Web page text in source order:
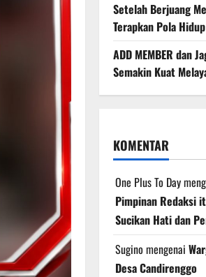
Setelah Berjuang
Terapkan Pola
ADD MEMBER dan
Semakin Kuat
KOMENTAR
One Plus To Day
Pimpinan Redaksi
Sucikan Hati dan
Sugino mengenai
Desa Candirenggo